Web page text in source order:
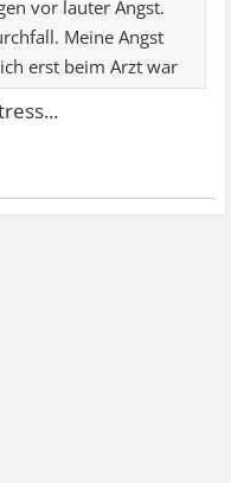
vor lauter Angst.
Meine Angst
erst beim Arzt war